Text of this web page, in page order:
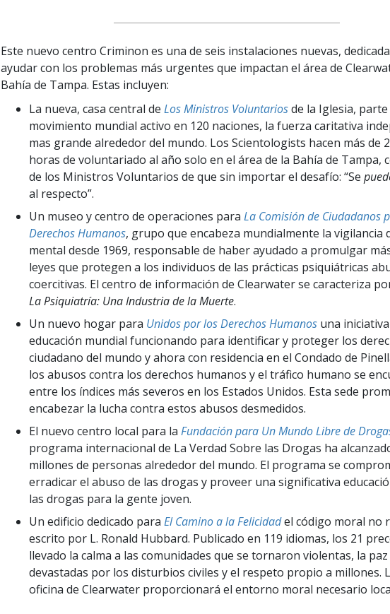
Este nuevo centro Criminon es una de seis instalaciones nuevas,
ayudar con los problemas más urgentes que impactan el área de
Bahía de Tampa. Estas incluyen:
La nueva, casa central de Los Ministros Voluntariosde la Iglesia,
movimiento mundial activo en 120 naciones, la fuerza caritativa
mas grande alrededor del mundo. Los Scientologists hacen más de
horas de voluntariado al año solo en el área de la Bahía de Tampa,
de los Ministros Voluntarios de que sin importar el desafío: “Se
al respecto”.
Un museo y centro de operaciones para La Comisión de Ciudadanos
Derechos Humanos, grupo que encabeza mundialmente la vigilancia
mental desde 1969, responsable de haber ayudado a promulgar
leyes que protegen a los individuos de las prácticas psiquiátricas
coercitivas. El centro de información de Clearwater se caracteriza
La Psiquiatría: Una Industria de la Muerte.
Un nuevo hogar para Unidos por los Derechos Humanos una
educación mundial funcionando para identificar y proteger los
ciudadano del mundo y ahora con residencia en el Condado de
los abusos contra los derechos humanos y el tráfico humano se
entre los índices más severos en los Estados Unidos. Esta sede
encabezar la lucha contra estos abusos desmedidos.
El nuevo centro local para la Fundación para Un Mundo Libre de
programa internacional de La Verdad Sobre las Drogas ha
millones de personas alrededor del mundo. El programa se
erradicar el abuso de las drogas y proveer una significativa
las drogas para la gente joven.
Un edificio dedicado para El Camino a la Felicidadel código moral no
escrito por L. Ronald Hubbard. Publicado en 119 idiomas, los 21
llevado la calma a las comunidades que se tornaron violentas, la
devastadas por los disturbios civiles y el respeto propio a millones.
oficina de Clearwater proporcionará el entorno moral necesario